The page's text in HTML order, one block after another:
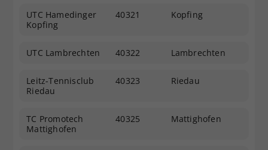
UTC Hamedinger
Kopfing
40321 Kopfing
UTC Lambrechten 40322 Lambrechten
Leitz-Tennisclub
Riedau
40323 Riedau
TC Promotech
Mattighofen
40325 Mattighofen